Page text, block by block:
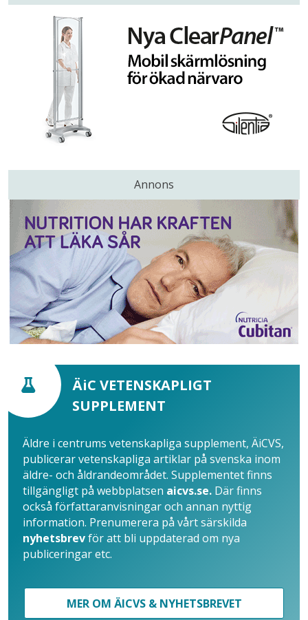
Annons
ÄiC VETENSKAPLIGT
SUPPLEMENT
Äldre i centrums vetenskapliga supplement, ÄiCVS,
publicerar vetenskapliga artiklar på svenska inom
äldre- och åldrandeområdet. Supplementet finns
tillgängligt på webbplatsen aicvs.se. Där finns
också författaranvisningar och annan nyttig
information. Prenumerera på vårt särskilda
nyhetsbrevför att bli uppdaterad om nya
publiceringar etc.
MER OM ÄICVS & NYHETSBREVET